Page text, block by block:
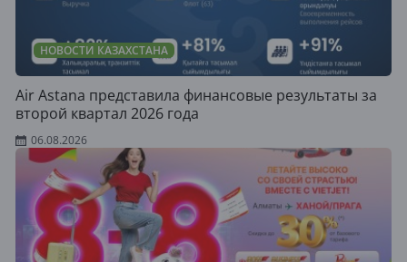
НОВОСТИ КАЗАХСТАНА
Air Astana представила финансовые результаты за
второй квартал 2026 года
06.08.2026